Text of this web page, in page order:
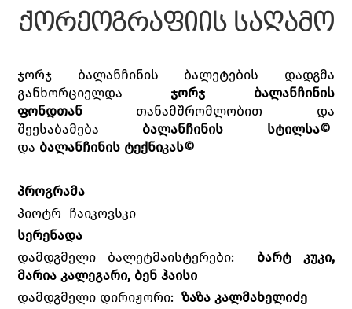
ქორეოგრაფიის საღამო
ჯორჯ ბალანჩინის ბალეტების დადგმა
განხორციელდა ჯორჯ ბალანჩინის
ფონდთან თანამშრომლობით და
შეესაბამება ბალანჩინის სტილსა©
და ბალანჩინის ტექნიკას©
პროგრამა
პიოტრ ჩაიკოვსკი
სერენადა
დამდგმელი ბალეტმაისტერები: ბარტ კუკი,
მარია კალეგარი, ბენ ჰაისი
დამდგმელი დირიჟორი:ზაზა კალმახელიძე